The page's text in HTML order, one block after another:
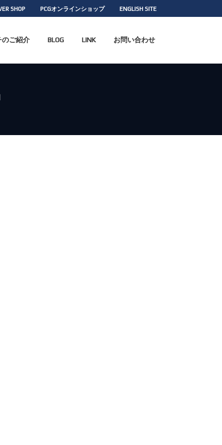
SHOP PCGオンラインショップ ENGLISH SITE
のご紹介 BLOG LINK お問い合わせ